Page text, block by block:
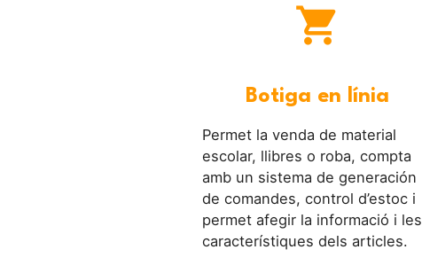
shopping_cart
Botiga en línia
Permet la venda de material
escolar, llibres o roba, compta
amb un sistema de generación
de comandes, control d’estoc i
permet afegir la informació i les
característiques dels articles.